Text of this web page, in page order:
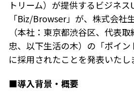
トリーム）が提供するビジネ
「Biz/Browser」が、株式会社
（本社：東京都渋谷区、代表
忠、以下生活の木）の「ポイン
に採用されたことを発表いたし
■導入背景・概要